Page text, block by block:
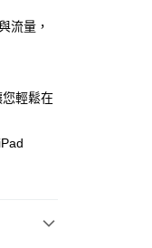
流量，
輕鬆在